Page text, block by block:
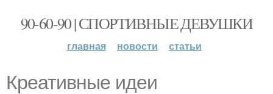
90-60-90 | СПОРТИВНЫЕ ДЕВУШКИ
главная новости статьи
Креативные идеи